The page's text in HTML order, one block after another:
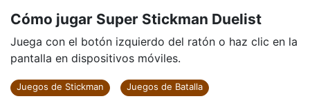
Cómo jugar Super Stickman Duelist
Juega con el botón izquierdo del ratón o haz clic en la
pantalla en dispositivos móviles.
Juegos de Stickman Juegos de Batalla